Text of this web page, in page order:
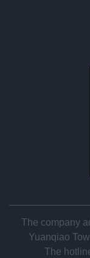
The company
Yuanqiao
The